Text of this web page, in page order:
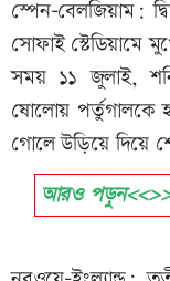
স্পেন–বেলজিয়াম:
সোফাই স্টেডিয়ামে
সময় ১১ জুলাই,
ষোলোয় পর্তুগালকে
গোলে উড়িয়ে দিয়ে
আরও